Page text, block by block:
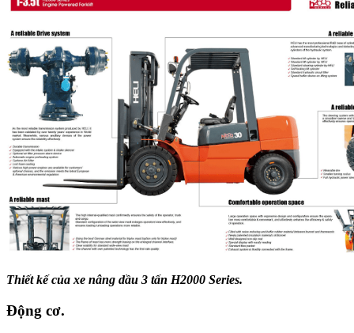
Thiết kế của xe nâng dầu 3 tấn H2000 Series.
Động cơ.